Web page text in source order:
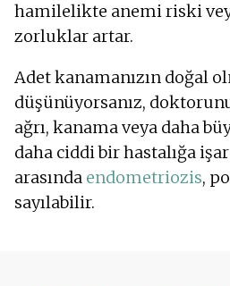
hamilelikte anemi riski
zorluklar artar.
Adet kanamanızın doğal
düşünüyorsanız,
ağrı, kanama veya daha
daha ciddi bir hastalığa
arasında endometriozis,
sayılabilir.